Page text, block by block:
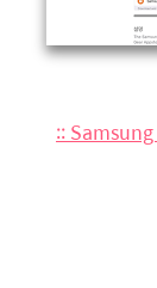
:: Samsung